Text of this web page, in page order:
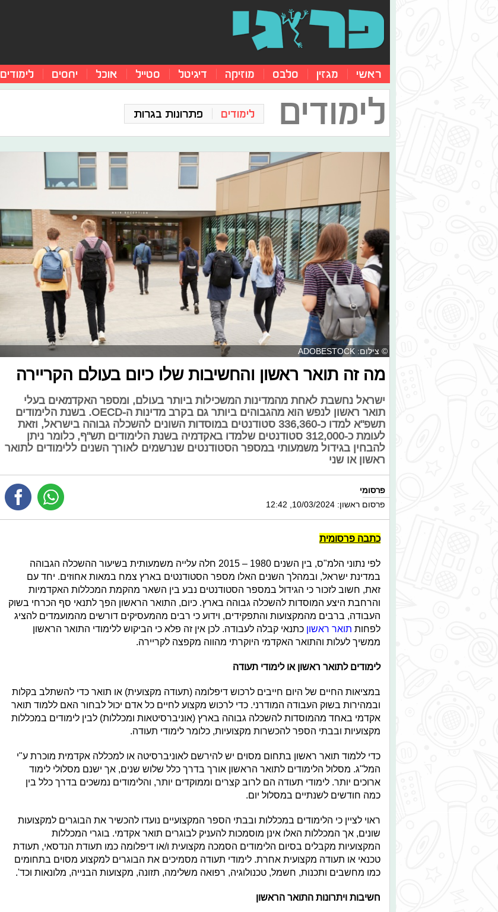
ראשי מגזין סלבס מוזיקה דיגיטל סטייל אוכל יחסים לימודים
לימודים לימודים פתרונות בגרות
© צילום: ADOBESTOCK
מה זה תואר ראשון והחשיבות שלו כיום בעולם הקריירה
ישראל נחשבת לאחת מהמדינות המשכילות ביותר בעולם, ומספר האקדמאים בעלי
תואר ראשון לנפש הוא מהגבוהים ביותר גם בקרב מדינות ה-OECD. בשנת הלימודים
תשפ"א למדו כ-336,360 סטודנטים במוסדות השונים להשכלה גבוהה בישראל, וזאת
לעומת כ-312,000 סטודנטים שלמדו באקדמיה בשנת הלימודים תש"ף, כלומר ניתן
להבחין בגידול משמעותי במספר הסטודנטים שנרשמים לאורך השנים ללימודים לתואר
ראשון או שני
פרסומי
פרסום ראשון: 10/03/2024, 12:42
כתבה פרסומית
לפי נתוני הלמ"ס, בין השנים 1980 – 2015 חלה עלייה משמעותית בשיעור ההשכלה הגבוהה
במדינת ישראל, ובמהלך השנים האלו מספר הסטודנטים בארץ צמח במאות אחוזים. יחד עם
זאת, חשוב לזכור כי הגידול במספר הסטודנטים נבע בין השאר מהקמת המכללות האקדמיות
והרחבת היצע המוסדות להשכלה גבוהה בארץ. כיום, התואר הראשון הפך לתנאי סף הכרחי בשוק
העבודה, ברבים מהמקצועות והתפקידים, וידוע כי רבים מהמעסיקים דורשים מהמועמדים להציג
לפחות תואר ראשון כתנאי קבלה לעבודה. לכן אין זה פלא כי הביקוש ללימודי התואר הראשון
ממשיך לעלות והתואר האקדמי היוקרתי מהווה מקפצה לקריירה.
לימודים לתואר ראשון או לימודי תעודה
במציאות החיים של היום חייבים לרכוש דיפלומה (תעודה מקצועית) או תואר כדי להשתלב בקלות
ובמהירות בשוק העבודה המודרני. כדי לרכוש מקצוע לחיים כל אדם יכול לבחור האם ללמוד תואר
אקדמי באחד מהמוסדות להשכלה גבוהה בארץ (אוניברסיטאות ומכללות) לבין לימודים במכללות
מקצועיות ובבתי הספר להכשרות מקצועיות, כלומר לימודי תעודה.
כדי ללמוד תואר ראשון בתחום מסוים יש להירשם לאוניברסיטה או למכללה אקדמית מוכרת ע"י
המל"ג. מסלול הלימודים לתואר הראשון אורך בדרך כלל שלוש שנים, אך ישנם מסלולי לימוד
ארוכים יותר. לימודי תעודה הם לרוב קצרים וממוקדים יותר, והלימודים נמשכים בדרך כלל בין
כמה חודשים לשנתיים במסלול יום.
ראוי לציין כי הלימודים במכללות ובבתי הספר המקצועיים נועדו להכשיר את הבוגרים למקצועות
שונים, אך המכללות האלו אינן מוסמכות להעניק לבוגרים תואר אקדמי. בוגרי המכללות
המקצועיות מקבלים בסיום הלימודים הסמכה מקצועית ו/או דיפלומה כמו תעודת הנדסאי, תעודת
טכנאי או תעודה מקצועית אחרת. לימודי תעודה מסמיכים את הבוגרים למקצוע מסוים בתחומים
כמו מחשבים ותכנות, חשמל, טכנולוגיה, רפואה משלימה, תזונה, מקצועות הבנייה, מלונאות וכד'.
חשיבות ויתרונות התואר הראשון